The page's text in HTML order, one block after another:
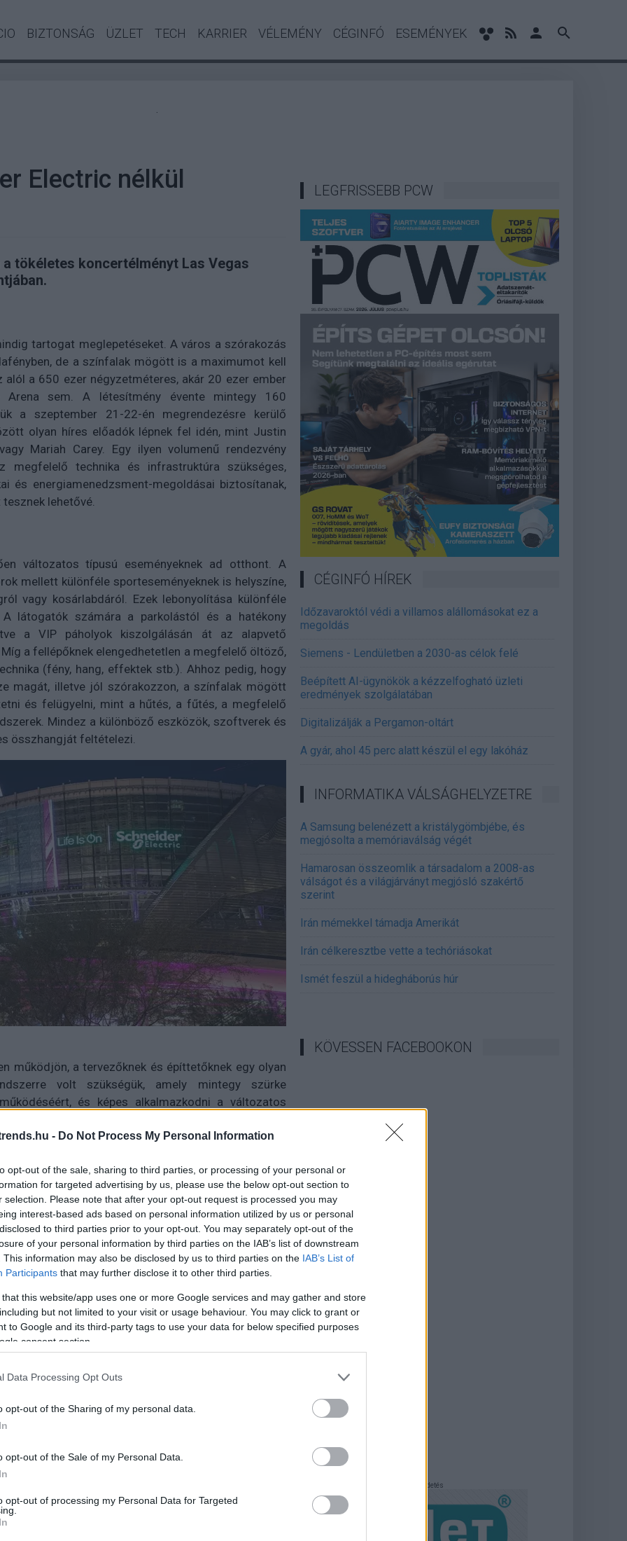
- Do Not Process My Personal Information
opt-out of the sale, sharing to third parties, or processing of your personal or
for targeted advertising by us, please use the below opt-out section to
selection. Please note that after your opt-out request is processed you may
interest-based ads based on personal information utilized by us or personal
to third parties prior to your opt-out. You may separately opt-out of the
of your personal information by third parties on the IAB’s list of downstream
This information may also be disclosed by us to third parties on the IAB’s List of
Participants that may further disclose it to other third parties.
that this website/app uses one or more Google services and may gather and store
but not limited to your visit or usage behaviour. You may click to grant or
to Google and its third-party tags to use your data for below specified purposes
consent section.
Data Processing Opt Outs
opt-out of the Sharing of my personal data.
opt-out of the Sale of my Personal Data.
opt-out of processing my Personal Data for Targeted
BIZTONSÁG ÜZLET TECH KARRIER VÉLEMÉNY CÉGINFÓ ESEMÉNYEK
Electric nélkül
tökéletes koncertélményt Las Vegas
tartogat meglepetéseket. A város a szórakozás
de a színfalak mögött is a maximumot kell
a 650 ezer négyzetméteres, akár 20 ezer ember
Arena sem. A létesítmény évente mintegy 160
a szeptember 21-22-én megrendezésre kerülő
olyan híres előadók lépnek fel idén, mint Justin
Mariah Carey. Egy ilyen volumenű rendezvény
megfelelő technika és infrastruktúra szükséges,
és energiamenedzsment-megoldásai biztosítanak,
lehetővé.
változatos típusú eseményeknek ad otthont. A
mellett különféle sporteseményeknek is helyszíne,
vagy kosárlabdáról. Ezek lebonyolítása különféle
látogatók számára a parkolástól és a hatékony
a VIP páholyok kiszolgálásán át az alapvető
a fellépőknek elengedhetetlen a megfelelő öltöző,
(fény, hang, effektek stb.). Ahhoz pedig, hogy
magát, illetve jól szórakozzon, a színfalak mögött
és felügyelni, mint a hűtés, a fűtés, a megfelelő
Mindez a különböző eszközök, szoftverek és
összhangját feltételezi.
működjön, a tervezőknek és építtetőknek egy olyan
volt szükségük, amely mintegy szürke
és képes alkalmazkodni a változatos
kommunikáló eszközt kezel egy központi
feldolgozva jól értelmezhető formában ad
hasonló rendezvények zökkenőmentes
működtetni, nyomon kísérni az állapotukat,
nem várt helyzetekre azonnal reagálni, és
hogy megfelelő legyen a fűtés, a szellőztetés
helyiségvezérlők és a Power Logic mérők
a fűtő, szellőztető, légkondicionáló
garantálva a fellépők és a nézők komfortérzetét.
legalább ennyire alapvető a létesítményben,
tesznek lehetővé.
az azonban megengedhetetlen, hogy ez a
kiépítése során ezért a Schneider Electric
MGE Galaxy technológia kiküszöböli a váratlan
szempontjából kiemelt fontosságú
úgy a sztárfellépők, mint a közönség számára.
kísérni az emberek mozgását, amit a korszerű
LEGFRISSEBB PCW
CÉGINFÓ HÍREK
Időzavaroktól védi a villamos alállomásokat ez a
megoldás
Siemens - Lendületben a 2030-as célok felé
Beépített AI-ügynökök a kézzelfogható üzleti
eredmények szolgálatában
Digitalizálják a Pergamon-oltárt
A gyár, ahol 45 perc alatt készül el egy lakóház
INFORMATIKA VÁLSÁGHELYZETRE
A Samsung belenézett a kristálygömbjébe, és
megjósolta a memóriaválság végét
Hamarosan összeomlik a társadalom a 2008-as
válságot és a világjárványt megjósló szakértő
szerint
Irán mémekkel támadja Amerikát
Irán célkeresztbe vette a techóriásokat
Ismét feszül a hidegháborús húr
KÖVESSEN FACEBOOKON
Hirdetés